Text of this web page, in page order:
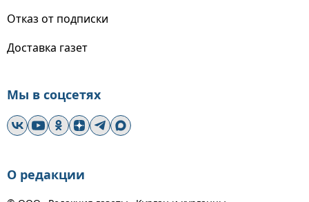
Отказ от подписки
Доставка газет
Мы в соцсетях
О редакции